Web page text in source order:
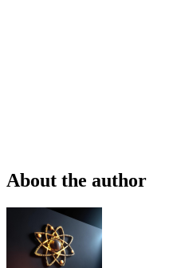
About the author